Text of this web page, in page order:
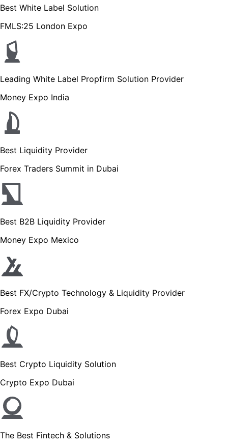
Best White Label Solution
FMLS:25 London Expo
Leading White Label Propfirm Solution Provider
Money Expo India
Best Liquidity Provider
Forex Traders Summit in Dubai
Best B2B Liquidity Provider
Money Expo Mexico
Best FX/Crypto Technology & Liquidity Provider
Forex Expo Dubai
Best Crypto Liquidity Solution
Crypto Expo Dubai
The Best Fintech & Solutions